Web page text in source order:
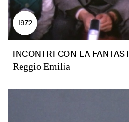
1972
INCONTRI CON LA
Reggio Emilia